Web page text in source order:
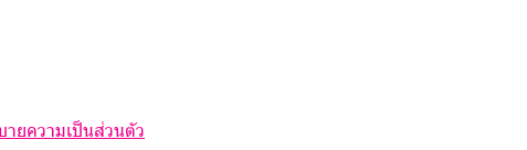
ายความเป็นส่วนตัว